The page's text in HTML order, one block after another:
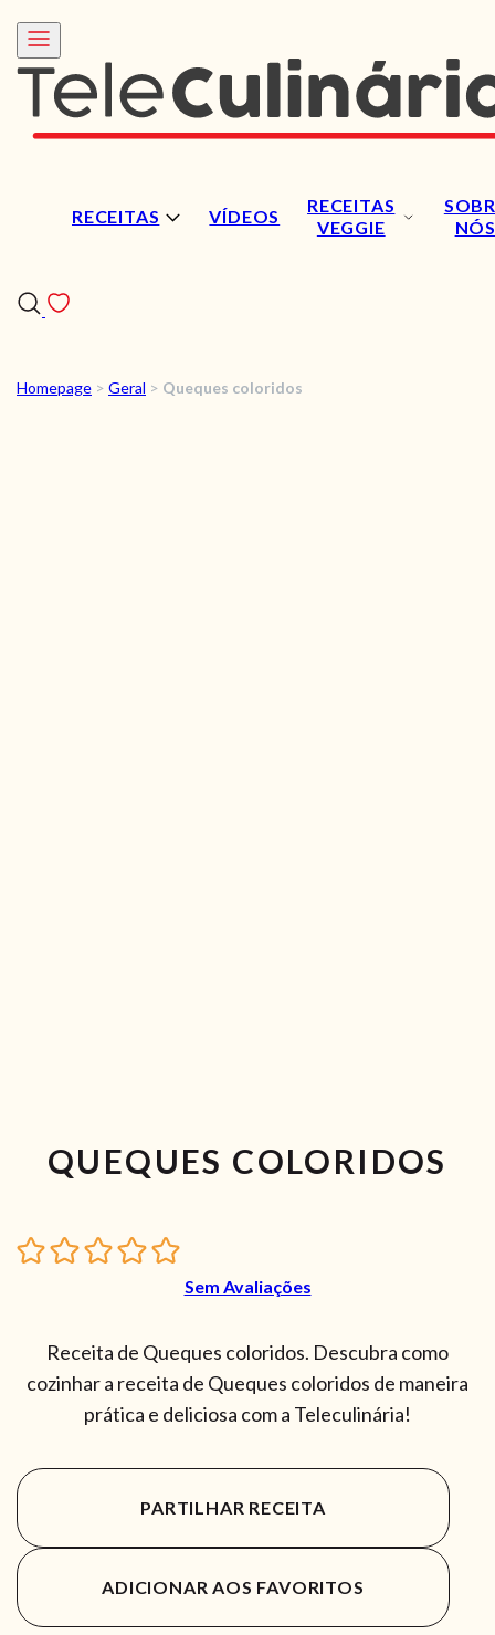
RECEITAS VÍDEOS
RECEITAS
VEGGIE
NÓS
RECEITAS
Homepage > Geral > Queques coloridos
QUEQUES COLORIDOS
Sem Avaliações
Receita de Queques coloridos. Descubra como
cozinhar a receita de Queques coloridos de maneira
prática e deliciosa com a Teleculinária!
PARTILHAR RECEITA
ADICIONAR AOS FAVORITOS